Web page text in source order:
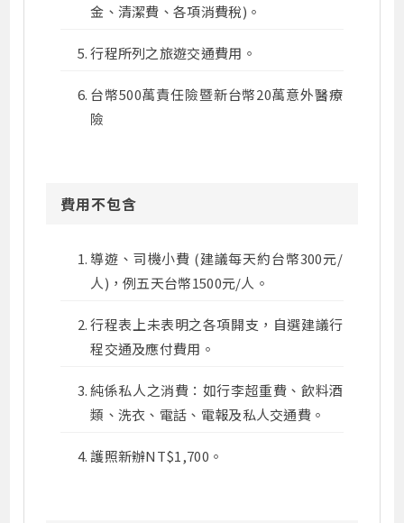
金、清潔費、各項消費稅)。
行程所列之旅遊交通費用。
台幣500萬責任險暨新台幣20萬意外醫療
險
費用不包含
導遊、司機小費 (建議每天約台幣300元/
人)，例五天台幣1500元/人。
行程表上未表明之各項開支，自選建議行
程交通及應付費用。
純係私人之消費：如行李超重費、飲料酒
類、洗衣、電話、電報及私人交通費。
護照新辦NT$1,700。